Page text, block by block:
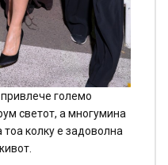
големо
светот, а многумина
тоа колку е задоволна